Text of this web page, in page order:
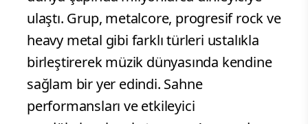
ulaştı. Grup, metalcore, progresif rock ve
heavy metal gibi farklı türleri ustalıkla
birleştirerek müzik dünyasında kendine
sağlam bir yer edindi. Sahne
performansları ve etkileyici